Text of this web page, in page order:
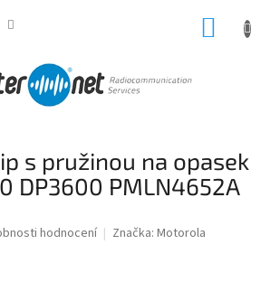
s pružinou na opasek
DP3600 PMLN4652A
hodnocení Značka: Motorola